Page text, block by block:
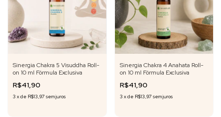
Sinergia Chakra 5 Visuddha Roll-
on 10 ml Fórmula Exclusiva
R$41,90
3 xde R$13,97 sem juros
Sinergia Chakra 4 Anahata Roll-
on 10 ml Fórmula Exclusiva
R$41,90
3 xde R$13,97 sem juros